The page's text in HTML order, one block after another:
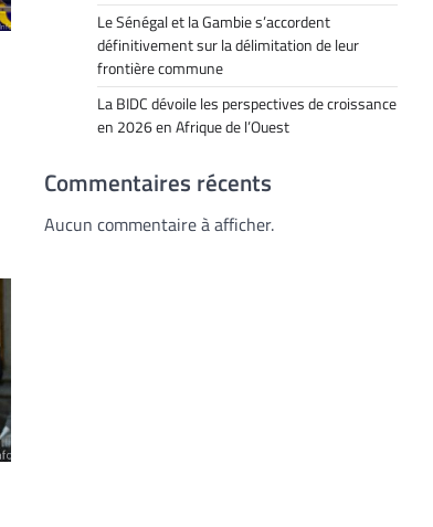
Le Sénégal et la Gambie s’accordent
définitivement sur la délimitation de leur
frontière commune
La BIDC dévoile les perspectives de croissance
en 2026 en Afrique de l’Ouest
Commentaires récents
Aucun commentaire à afficher.